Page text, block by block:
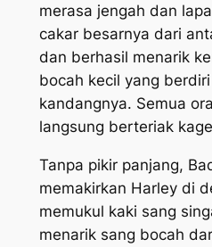
merasa jengah dan
cakar besarnya dari
dan berhasil menarik
bocah kecil yang
kandangnya. Semua
langsung berteriak
Tanpa pikir panjang,
memakirkan Harley di
memukul kaki sang
menarik sang bocah